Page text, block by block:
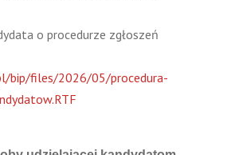
o procedurze zgłoszeń
bip/files/2026/05/procedura-